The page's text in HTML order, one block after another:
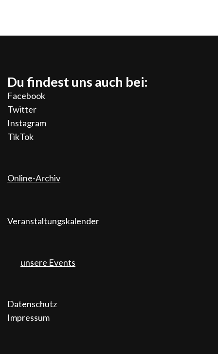
Du findest uns auch bei:
Facebook
Twitter
Instagram
TikTok
Online-Archiv
Veranstaltungskalender
unsere Events
Datenschutz
Impressum